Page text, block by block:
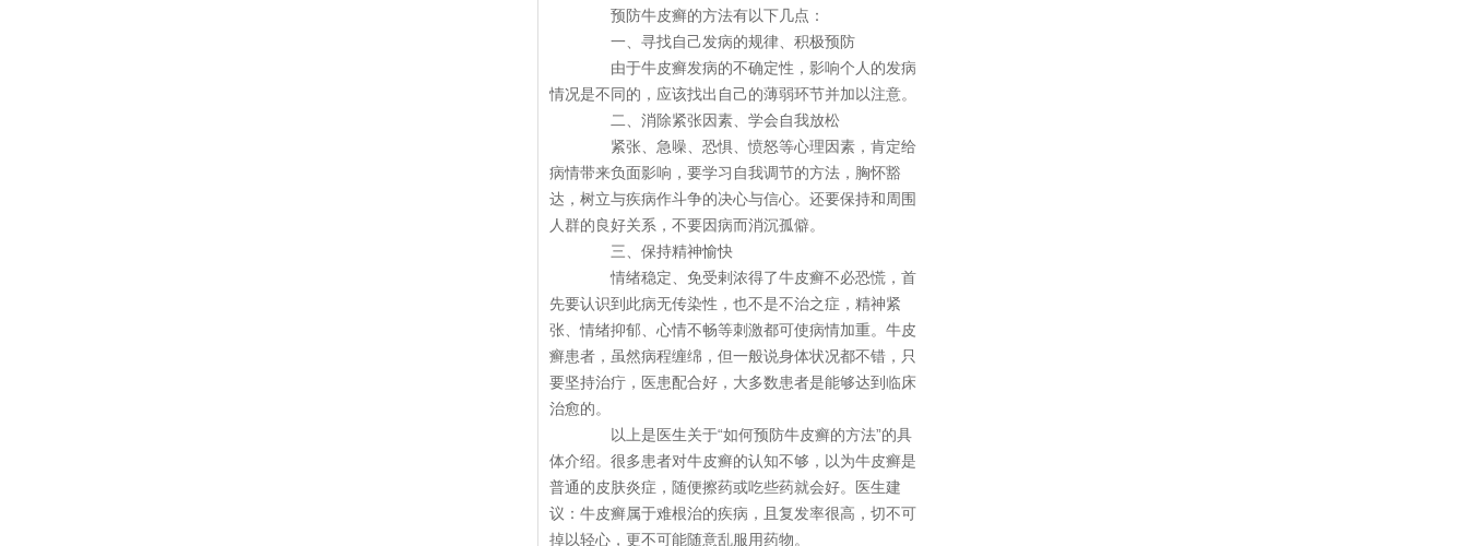
预防牛皮癣的方法有以下几点：
一、寻找自己发病的规律、积极预防
由于牛皮癣发病的不确定性，影响个人的发病
情况是不同的，应该找出自己的薄弱环节并加以注意。
二、消除紧张因素、学会自我放松
紧张、急噪、恐惧、愤怒等心理因素，肯定给
病情带来负面影响，要学习自我调节的方法，胸怀豁
达，树立与疾病作斗争的决心与信心。还要保持和周围
人群的良好关系，不要因病而消沉孤僻。
三、保持精神愉快
情绪稳定、免受剌浓得了牛皮癣不必恐慌，首
先要认识到此病无传染性，也不是不治之症，精神紧
张、情绪抑郁、心情不畅等刺激都可使病情加重。牛皮
癣患者，虽然病程缠绵，但一般说身体状况都不错，只
要坚持治疔，医患配合好，大多数患者是能够达到临床
治愈的。
以上是医生关于“如何预防牛皮癣的方法”的具
体介绍。很多患者对牛皮癣的认知不够，以为牛皮癣是
普通的皮肤炎症，随便擦药或吃些药就会好。医生建
议：牛皮癣属于难根治的疾病，且复发率很高，切不可
掉以轻心，更不可能随意乱服用药物。